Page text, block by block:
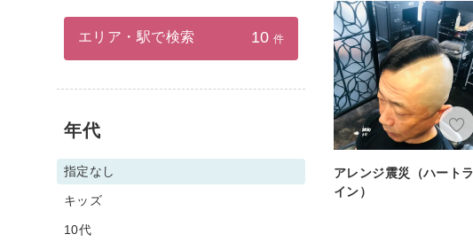
アレンジ震災（ハートラ
イン）
エリア・駅で検索 10 件
年代
指定なし
キッズ
10代